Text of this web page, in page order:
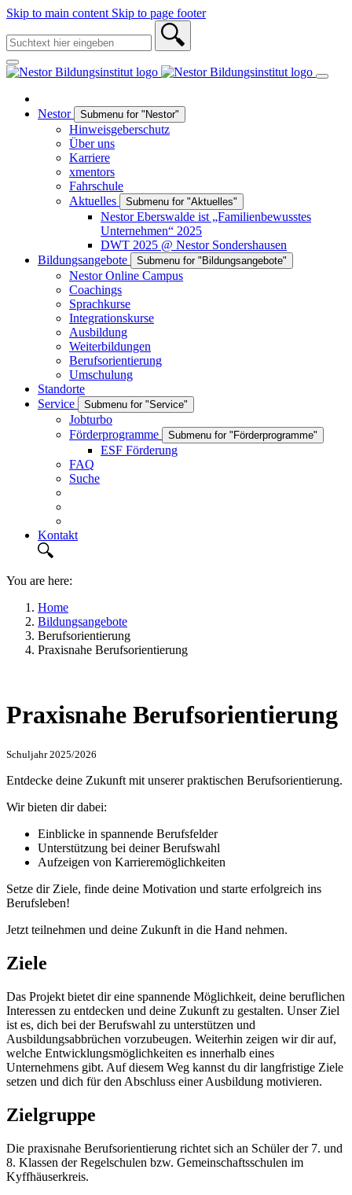
Skip to main content Skip to page footer
Nestor Submenu for "Nestor"
Hinweisgeberschutz
Über uns
Karriere
xmentors
Fahrschule
Aktuelles
Submenu for "Aktuelles"
Nestor Eberswalde ist „Familienbewusstes
Unternehmen“ 2025
DWT 2025 @ Nestor Sondershausen
Bildungsangebote
Submenu for "Bildungsangebote"
Nestor Online Campus
Coachings
Sprachkurse
Integrationskurse
Ausbildung
Weiterbildungen
Berufsorientierung
Umschulung
Standorte
Service
Submenu for "Service"
Jobturbo
Förderprogramme
Submenu for "Förderprogramme"
ESF Förderung
FAQ
Suche
Kontakt
You are here:
Home
Bildungsangebote
Berufsorientierung
Praxisnahe Berufsorientierung
Praxisnahe Berufsorientierung
Schuljahr 2025/2026
Entdecke deine Zukunft mit unserer praktischen Berufsorientierung.
Wir bieten dir dabei:
Einblicke in spannende Berufsfelder
Unterstützung bei deiner Berufswahl
Aufzeigen von Karrieremöglichkeiten
Setze dir Ziele, finde deine Motivation und starte erfolgreich ins
Berufsleben!
Jetzt teilnehmen und deine Zukunft in die Hand nehmen.
Ziele
Das Projekt bietet dir eine spannende Möglichkeit, deine beruflichen
Interessen zu entdecken und deine Zukunft zu gestalten. Unser Ziel
ist es, dich bei der Berufswahl zu unterstützen und
Ausbildungsabbrüchen vorzubeugen. Weiterhin zeigen wir dir auf,
welche Entwicklungsmöglichkeiten es innerhalb eines
Unternehmens gibt. Auf diesem Weg kannst du dir langfristige Ziele
setzen und dich für den Abschluss einer Ausbildung motivieren.
Zielgruppe
Die praxisnahe Berufsorientierung richtet sich an Schüler der 7. und
8. Klassen der Regelschulen bzw. Gemeinschaftsschulen im
Kyffhäuserkreis.